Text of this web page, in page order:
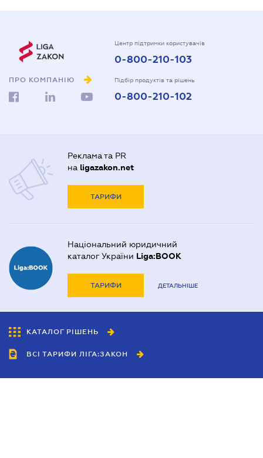
ПРО КОМПАНІЮ
Центр підтримки користувачів
0-800-210-103
Підбір продуктів та рішень
0-800-210-102
Реклама та PR
на ligazakon.net
ТАРИФИ
Національний юридичний
каталог України Liga:BOOK
ТАРИФИ ДЕТАЛЬНІШЕ
КАТАЛОГ РІШЕНЬ
ВСІ ТАРИФИ ЛІГА:ЗАКОН